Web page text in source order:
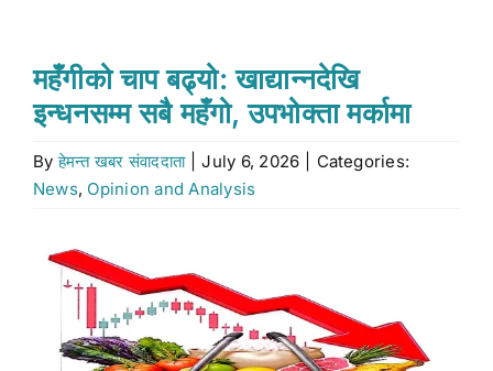
Stock market
Don’t Miss
Search
महँगीको चाप बढ्यो: खाद्यान्नदेखि
इन्धनसम्म सबै महँगो, उपभोक्ता मर्कामा
Byहेमन्त खबर संवाददाता July 6, 2026
Categories:
News, Opinion and Analysis
View
Larger
Image